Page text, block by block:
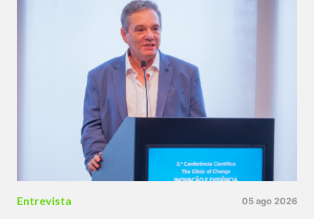
Entrevista 05 ago 2026